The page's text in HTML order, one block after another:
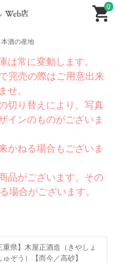
0
本酒の産地
常に変動します。
完売の際はご用意出来
せ。
切り替えにより、写真
インのものがございま
かねる場合もございま
品がございます。その
場合がございます。
重県】木屋正酒造（きやしょ
ゅぞう）【而今／高砂】